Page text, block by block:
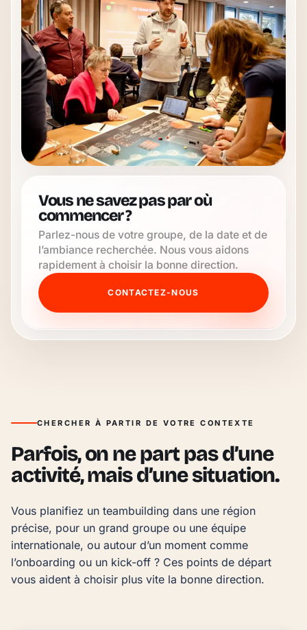
Vous ne savez pas par où
commencer ?
Parlez-nous de votre groupe, de la date et de
l’ambiance recherchée. Nous vous aidons
rapidement à choisir la bonne direction.
CONTACTEZ-NOUS
CHERCHER À PARTIR DE VOTRE CONTEXTE
Parfois, on ne part pas d’une
activité, mais d’une situation.
Vous planifiez un teambuilding dans une région
précise, pour un grand groupe ou une équipe
internationale, ou autour d’un moment comme
l’onboarding ou un kick-off ? Ces points de départ
vous aident à choisir plus vite la bonne direction.